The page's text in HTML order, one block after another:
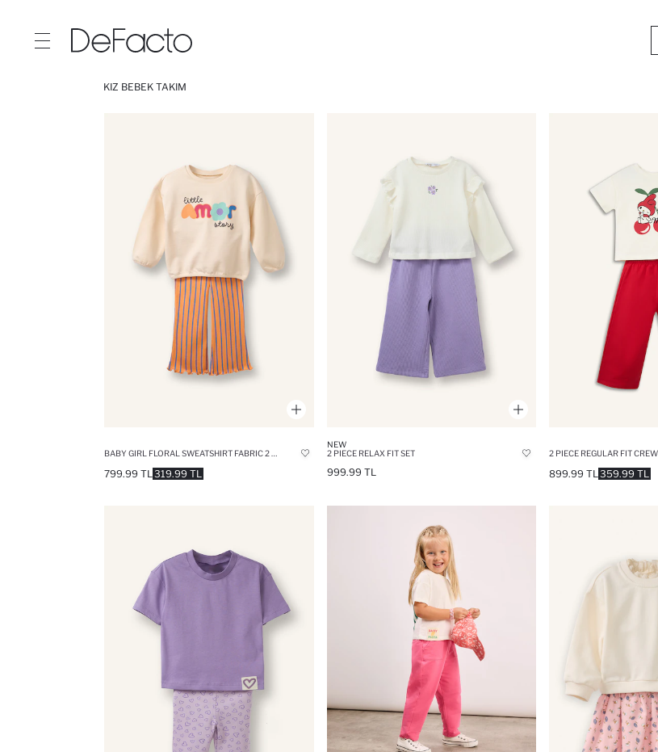
KIZ BEBEK TAKIM
319.99 TL
799.99 TL
NEW
2 PIECE RELAX FIT SET
999.99 TL
2 PIECE REGULAR FIT
359.99 TL
899.99 TL